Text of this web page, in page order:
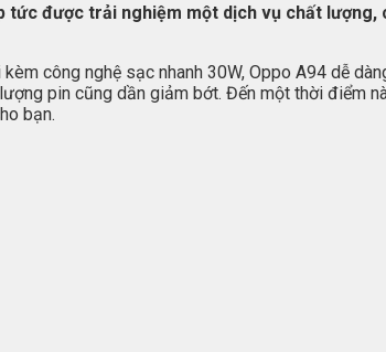
tức được trải nghiệm một dịch vụ chất
công nghệ sạc nhanh 30W, Oppo A94 dễ
pin cũng dần giảm bớt. Đến một thời điểm
bạn.